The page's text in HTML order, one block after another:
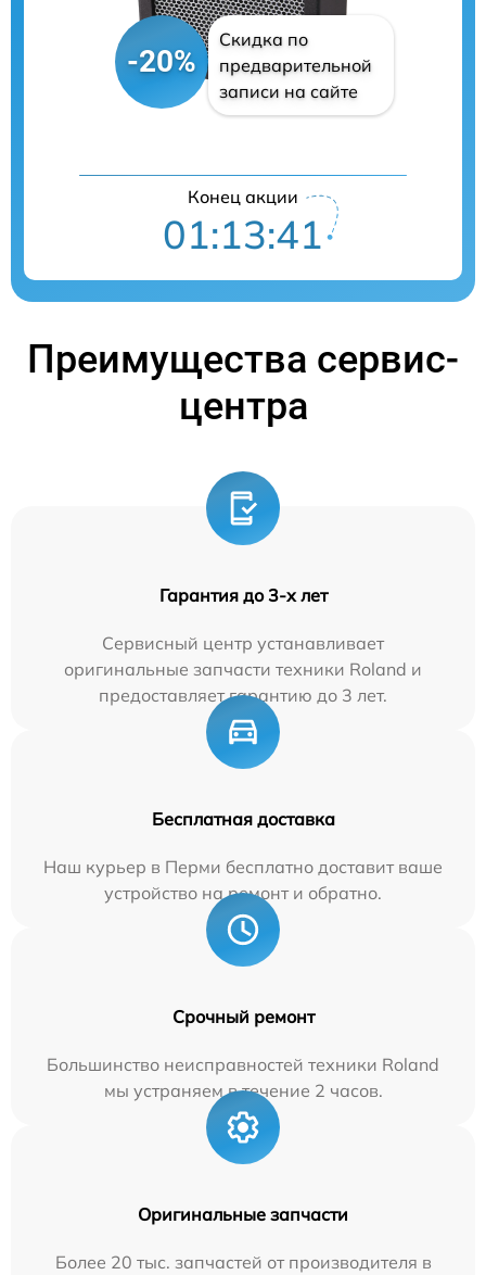
-20%
Скидка по
предварительной
записи на сайте
Конец акции
01:13:40
Преимущества сервис-
центра
Гарантия до 3-х лет
Сервисный центр устанавливает
оригинальные запчасти техники Roland и
предоставляет гарантию до 3 лет.
Бесплатная доставка
Наш курьер в Перми бесплатно доставит ваше
устройство на ремонт и обратно.
Срочный ремонт
Большинство неисправностей техники Roland
мы устраняем в течение 2 часов.
Оригинальные запчасти
Более 20 тыс. запчастей от производителя в